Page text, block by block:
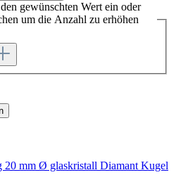
gewünschten Wert ein oder
um die Anzahl zu erhöhen
20 mm Ø glaskristall Diamant Kugel